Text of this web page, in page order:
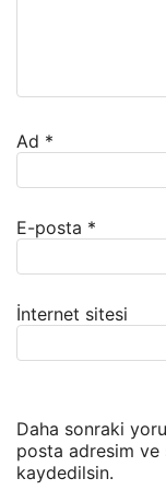
Ad *
E-posta *
İnternet sitesi
Daha sonraki
posta adresim ve
kaydedilsin.